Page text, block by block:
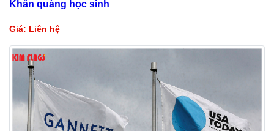
Khăn quàng học sinh
Giá: Liên hệ